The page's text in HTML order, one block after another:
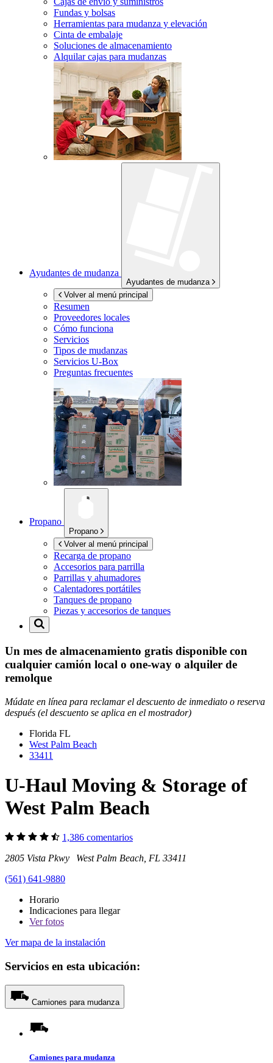
Fundas y bolsas
Herramientas para mudanza y elevación
Cinta de embalaje
Soluciones de almacenamiento
Alquilar cajas para mudanzas
Ayudantes de mudanza
Ayudantes de mudanza
Volver al menú principal
Resumen
Proveedores locales
Cómo funciona
Servicios
Tipos de mudanzas
Servicios U-Box
Preguntas frecuentes
Propano
Propano
Volver al menú principal
Recarga de propano
Accesorios para parrilla
Parrillas y ahumadores
Calentadores portátiles
Tanques de propano
Piezas y accesorios de tanques
Un mes de almacenamiento gratis disponible con
cualquier camión local o one-way o alquiler de
remolque
Múdate en línea para reclamar el descuento de inmediato o reserva
después (el descuento se aplica en el mostrador)
Florida FL
West Palm Beach
33411
U-Haul Moving & Storage of
West Palm Beach
1,386 comentarios
2805 Vista Pkwy West Palm Beach, FL 33411
(561) 641-9880
Horario
Indicaciones para llegar
Verfotos
Ver mapa de la instalación
Servicios en esta ubicación:
Camiones para mudanza
Camiones para mudanza